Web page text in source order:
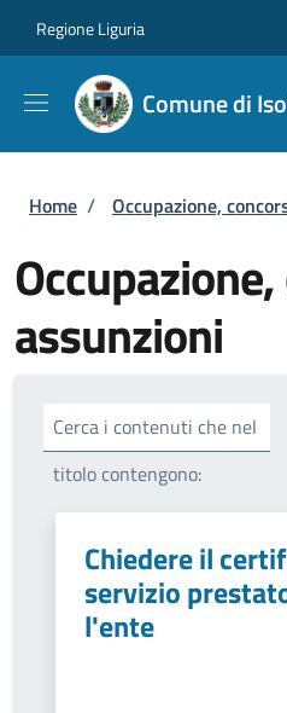
Regione Liguria
Comune di
Briciole di pane
Home / Occupazione,
assunzioni
Cerca i contenuti che nel
titolo contengono:
Chiedere il
servizio
l'ente